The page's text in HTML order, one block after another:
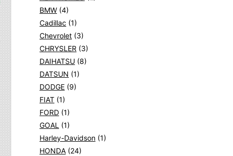
BMW (4)
Cadillac (1)
Chevrolet (3)
CHRYSLER (3)
DAIHATSU (8)
DATSUN (1)
DODGE (9)
FIAT (1)
FORD (1)
GOAL (1)
Harley-Davidson (1)
HONDA (24)